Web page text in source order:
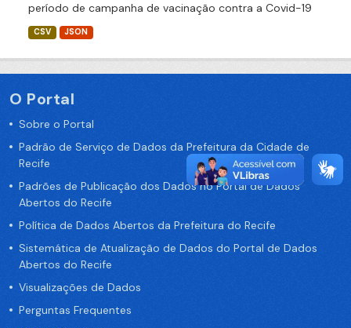
período de campanha de vacinação contra a Covid-19
CSV JSON
O Portal
Sobre o Portal
Padrão de Serviço de Dados da Prefeitura da Cidade de
Recife
Padrões de Publicação dos Dados no Portal de Dados
Abertos do Recife
Política de Dados Abertos da Prefeitura do Recife
Sistemática de Atualização de Dados do Portal de Dados
Abertos do Recife
Visualizações de Dados
Perguntas Frequentes